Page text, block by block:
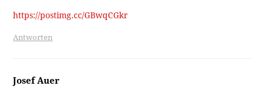
https://postimg.cc/GBwqCGkr
Antworten
Josef Auer